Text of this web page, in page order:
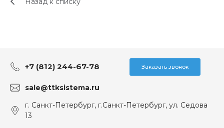
+7 (812) 244-67-78 Заказать звонок
sale@ttksistema.ru
г. Санкт-Петербург, г.Санкт-Петербург, ул. Седова
13